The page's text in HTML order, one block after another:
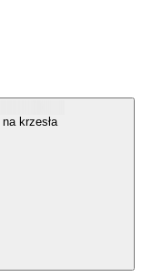
krzesła